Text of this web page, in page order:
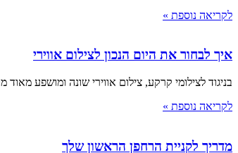
לקריאה נוספת »
איך לבחור את היום הנכון לצילום אווירי
בניגוד לצילומי קרקע, צילום אווירי שונה ומושפע מאוד
לקריאה נוספת »
מדריך לקניית הרחפן הראשון שלך